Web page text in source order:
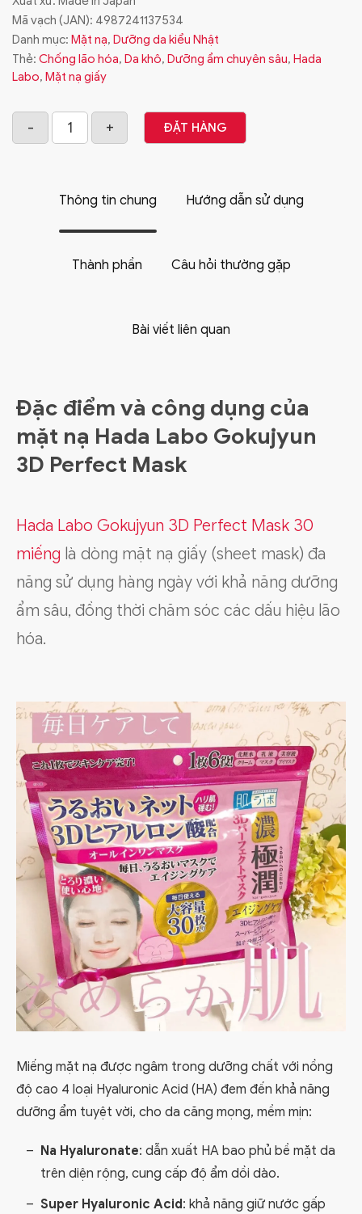
Mã vạch (JAN): 4987241137534
Danh mục: Mặt nạ, Dưỡng da kiểu Nhật
Thẻ: Chống lão hóa, Da khô, Dưỡng ẩm chuyên sâu, Hada
Labo, Mặt nạ giấy
ĐẶT HÀNG
Thông tin chung Hướng dẫn sử dụng
Thành phần Câu hỏi thường gặp
Bài viết liên quan
Đặc điểm và công dụng của
mặt nạ Hada Labo Gokujyun
3D Perfect Mask
Hada Labo Gokujyun 3D Perfect Mask 30
miếng là dòng mặt nạ giấy (sheet mask) đa
năng sử dụng hàng ngày với khả năng dưỡng
ẩm sâu, đồng thời chăm sóc các dấu hiệu lão
hóa.
Miếng mặt nạ được ngâm trong dưỡng chất với nồng
độ cao 4 loại Hyaluronic Acid (HA) đem đến khả năng
dưỡng ẩm tuyệt vời, cho da căng mọng, mềm mịn:
Na Hyaluronate: dẫn xuất HA bao phủ bề mặt da
trên diện rộng, cung cấp độ ẩm dồi dào.
Super Hyaluronic Acid: khả năng giữ nước gấp